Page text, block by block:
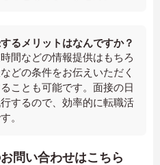
るメリットはなんですか？
間などの情報提供はもちろ
どの条件をお伝えいただく
ことも可能です。面接の日
するので、効率的に転職活
。
問い合わせはこちら